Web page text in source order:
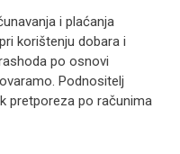
i plaćanja
korištenju dobara i
po osnovi
Podnositelj
pretporeza po računima